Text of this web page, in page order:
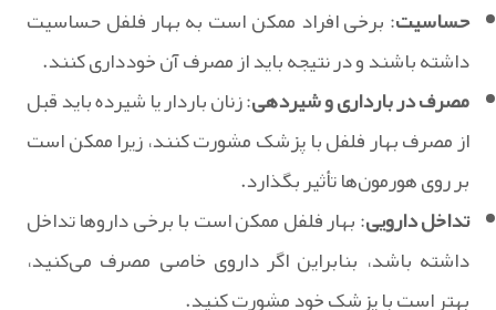
حساسیت: برخی افراد ممکن است به بهار فلفل حساسیت
داشته باشند و در نتیجه باید از مصرف آن خودداری کنند.
مصرف در بارداری و شیردهی: زنان باردار یا شیرده باید قبل
از مصرف بهار فلفل با پزشک مشورت کنند، زیرا ممکن است
بر روی هورمون‌ها تأثیر بگذارد.
تداخل دارویی: بهار فلفل ممکن است با برخی داروها تداخل
داشته باشد، بنابراین اگر داروی خاصی مصرف می‌کنید،
بهتر است با پزشک خود مشورت کنید.